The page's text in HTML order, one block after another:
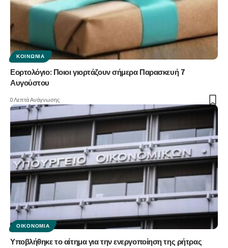
ΚΟΙΝΩΝΊΑ
Εορτολόγιο: Ποιοι γιορτάζουν σήμερα Παρασκευή 7
Αυγούστου
0 Λεπτά Ανάγνωσης
ΟΙΚΟΝΟΜΊΑ
Υποβλήθηκε το αίτημα για την ενεργοποίηση της ρήτρας